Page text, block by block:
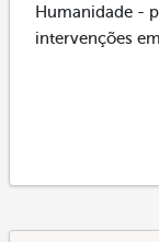
Humanidade -
intervenções